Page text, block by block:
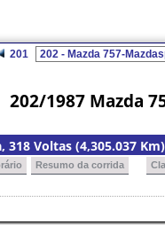
201
202/1987 Mazda
318 Voltas (4,305.037
Resumo da corrida